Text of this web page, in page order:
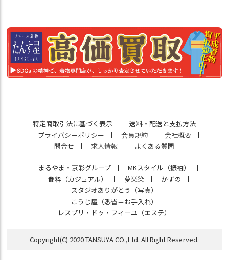
特定商取引法に基づく表示
送料・配送と支払方法
プライバシーポリシー
会員規約
会社概要
問合せ
求人情報 よくある質問
まるやま・京彩グループ
MKスタイル（振袖）
都粋（カジュアル）
夢楽染
かずの
スタジオありがとう（写真）
こうじ屋（悉皆＝お手入れ）
レスプリ・ドゥ・フィーユ（エステ）
Copyright(C) 2020 TANSUYA CO.,Ltd. All Right Reserved.